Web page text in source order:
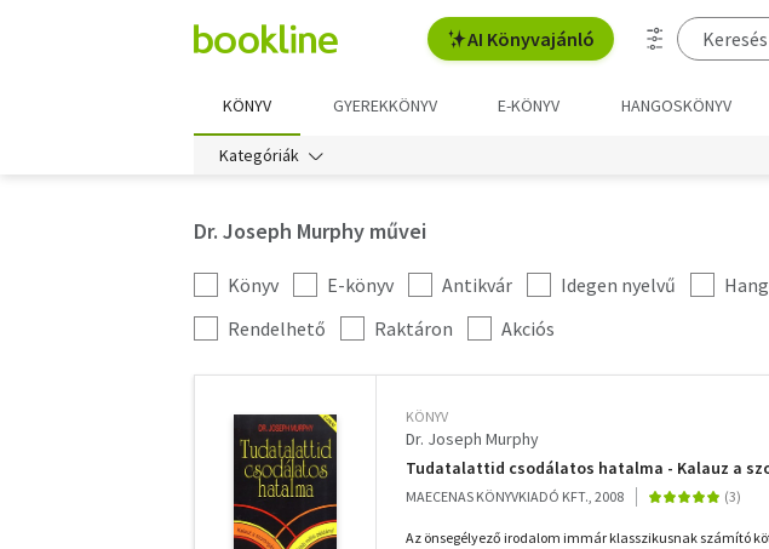
AI Könyvajánló
KÖNYV GYEREKKÖNYV E-KÖNYV HANGOSKÖNYV
Kategóriák
Dr. Joseph Murphy művei
Kategória
szűrés
Könyv E-könyv Antikvár Idegen nyelvű
További
szűrők
Rendelhető Raktáron Akciós
KÖNYV
Dr. Joseph Murphy
Tudatalattid csodálatos hatalma - Kalauz a
MAECENAS KÖNYVKIADÓ KFT., 2008
Az önsegélyező irodalom immár klasszikusnak számító